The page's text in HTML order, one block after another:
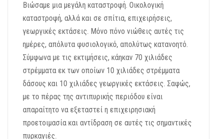
Βιώσαμε μια μεγάλη καταστροφή. Οικολογική
καταστροφή, αλλά και σε σπίτια, επιχειρήσεις,
γεωργικές εκτάσεις. Μόνο πόνο νιώθεις αυτές τις
ημέρες, απόλυτα φυσιολογικό, απολύτως κατανοητό.
Σύμφωνα με τις εκτιμήσεις, κάηκαν 70 χιλιάδες
στρέμματα εκ των οποίων 10 χιλιάδες στρέμματα
δάσους και 10 χιλιάδες γεωργικές εκτάσεις. Σαφώς,
με το πέρας της αντιπυρικής περιόδου είναι
απαραίτητο να εξεταστεί η επιχειρησιακή
προετοιμασία και αντίδραση σε αυτές τις σημαντικές
πυρκαγιές.